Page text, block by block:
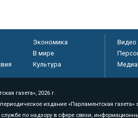
Экономика
В мире
Культура
Видео
газета», 2026 г.
издание «Парламентская газета»
по надзору в сфере связи,